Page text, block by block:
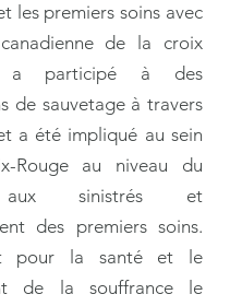
les premiers soins avec
de la croix
a participé à des
de sauvetage à travers
a été impliqué au sein
Rouge au niveau du
aux sinistrés et
des premiers soins.
pour la santé et le
de la souffrance le